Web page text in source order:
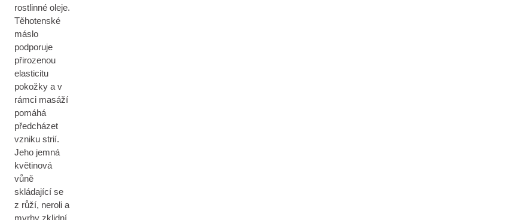
rostlinné oleje.
Těhotenské
máslo
podporuje
přirozenou
elasticitu
pokožky a v
rámci masáží
pomáhá
předcházet
vzniku strií.
Jeho jemná
květinová
vůně
skládající se
z růží, neroli a
myrhy zklidní